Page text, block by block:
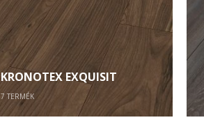
KRONOTEX EXQUISIT
7 TERMÉK